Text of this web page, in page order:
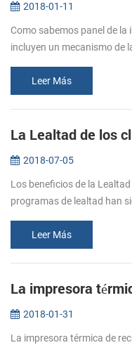
2018-01-11
Como sabemos panel de
incluyen un mecanismo de
de ruido ...
Leer Más
2018-07-05
Los beneficios de la
programas de lealtad han
progr...Leer Más
2018-01-31
La impresora térmica de